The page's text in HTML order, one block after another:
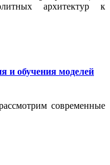
архитектур к
и обучения моделей
современные